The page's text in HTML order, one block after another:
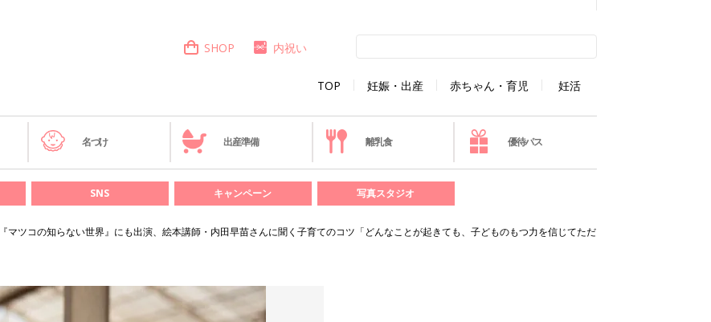
TOP 妊娠・出産 赤ちゃん・育児 妊活
SHOP 内祝い
名づけ 出産準備 離乳食 優待パス
SNS キャンペーン 写真スタジオ
『マツコの知らない世界』にも出演、絵本講師・内田早苗さんに聞く子育てのコツ「どんなことが起きても、子どものもつ力を信じてただ